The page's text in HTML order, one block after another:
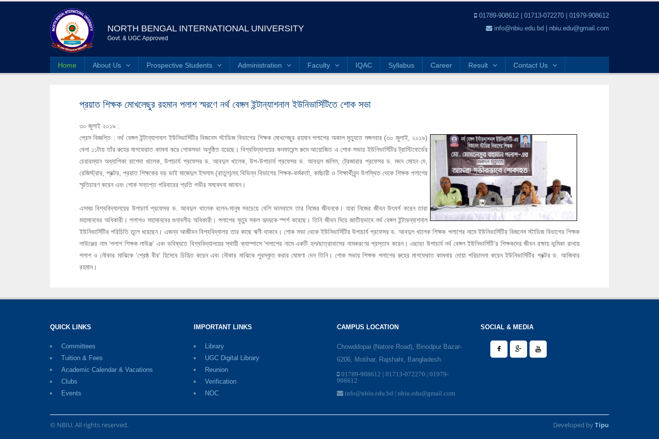
NORTH BENGAL INTERNATIONAL UNIVERSITY
Govt. & UGC Approved
01789-908612 | 01713-072270 | 01979-908612
info@nbiu.edu.bd | nbiu.edu@gmail.com
Home About Us Prospective Students Administration Faculty IQAC Syllabus Career Result Contact Us
প্রয়াত শিক্ষক মোখলেছুর রহমান পলাশ স্মরণে নর্থ বেঙ্গল ইন্টান্যাশনাল ইউনিভার্সিটিতে শোক সভা
৩০ জুলাই ২০১৯ :
প্রেস বিজ্ঞপ্তি :নর্থ বেঙ্গল ইন্টান্যাশনাল ইউনিভার্সিটির বিজনেস স্টাডিজ বিভাগের শিক্ষক মোখলেছুর রহমান পলাশের অকাল মৃত্যুতে মঙ্গলবার (৩০ জুলাই, ২০১৯)
বেলা ১১টায় তাঁর রুহের মাগফেরাত কামনা করে শোকসভা অনুষ্ঠিত হয়েছে। বিশ্ববিদ্যালয়ের কনফারেন্স রুমে আয়োজিত এ শোক সভায় ইউনিভার্সিটির ট্রাস্টিবোর্ডের
চেয়ারম্যান অধ্যাপিকা রাশেদা খালেক, উপাচার্য প্রফেসর ড. আবদুল খালেক, উপ-উপাচার্য প্রফেসর ড. আবদুল জলিল, ট্রেজারার প্রফেসর ড. মদন মোহন দে,
রেজিস্ট্রার, প্রক্টর, প্রয়াত শিক্ষকের বড় ভাই মাজেদুল ইসলাম (রাতুল)সহ বিভিন্ন বিভাগের শিক্ষক-কর্মকর্তা, কর্মচারী ও শিক্ষার্থীবৃন্দ উপস্থিত থেকে শিক্ষক পলাশের
স্মৃতিচারণ করেন এবং শোক সন্তপ্ত পরিবারের প্রতি গভীর সমবেদনা জানান।
এসময় বিশ্ববিদ্যালয়ের উপাচার্য প্রফেসর ড. আবদুল খালেক বলেন-মানুষ সবচেয়ে বেশি ভালবাসে তার নিজের জীবনকে। যারা নিজের জীবন উৎসর্গ করেন তারা
মহামানবের অধিকারী। পলাশও মহামানবের গুনাবলীর অধিকারী। পলাশের মৃত্যু সকল হৃদয়কে স্পর্শ করেছে। তিনি জীবন দিয়ে জাতীয়ভাবে নর্থ বেঙ্গল ইন্টারন্যাশনাল
ইউনিভার্সিটির পরিচিতি তুলে ধরেছেন। এজন্য আজীবন বিশ্ববিদ্যালয় তার কাছে ঋণী থাকবে। শোক সভা থেকে ইউনিভার্সিটির উপাচার্য প্রফেসর ড. আবদুল খালেক শিক্ষক পলাশের নামে ইউনিভার্সিটির বিজনেস স্টাডিজ বিভাগের শিক্ষক
লাউঞ্জের নাম ‘পলাশ শিক্ষক লাউঞ্জ’ এবং ভবিষ্যতে বিশ্ববিদ্যালয়ের স্থায়ী ক্যাম্পাসে ‘পলাশের নামে একটি হল/ছাত্রাবাসের নামকরণের প্রস্তাব করেন। এছাড়া উপাচার্য নর্থ বেঙ্গল ইউনিভার্সিটি’র শিক্ষকদের জীবন রক্ষায় ভূমিকা রাখায়
পলাশ ও নৌকার মাঝিকে ‘শ্রেষ্ঠ বীর’ হিসেবে চিহিৃত করেন এবং নৌকার মাঝিকে পুরস্কৃত করার ঘোষণা দেন তিনি। শোক সভায় শিক্ষক পলাশের রুহের মাগফেরাত কামনায় দোয়া পরিচালনা করেন ইউনিভার্সিটির প্রক্টর ড. আজিবার
রহমান।
QUICK LINKS
Committees
Tuition & Fees
Academic Calendar & Vacations
Clubs
Events
IMPORTANT LINKS
Library
UGC Digital Library
Reunion
Verification
NOC
CAMPUS LOCATION
Chowddopai (Natore Road), Binodpur Bazar-
6206, Motihar, Rajshahi, Bangladesh.
01789-908612 | 01713-072270 | 01979-
908612
info@nbiu.edu.bd | nbiu.edu@gmail.com
SOCIAL & MEDIA
© NBIU. All rights reserved. Developed byTipu